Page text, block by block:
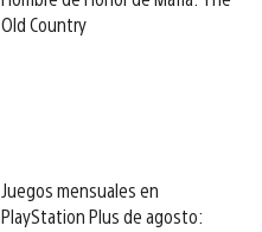
Old Country
Juegos mensuales en
PlayStation Plus de agosto: